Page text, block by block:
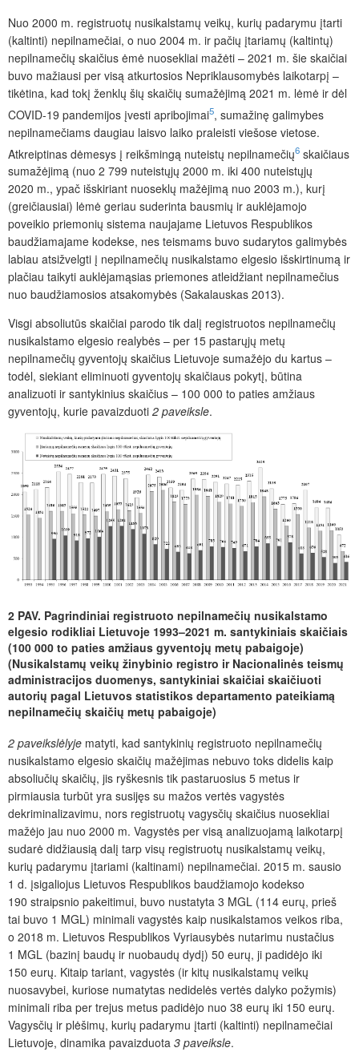
Nuo 2000 m. registruotų nusikalstamų veikų, kurių padarymu įtarti
(kaltinti) nepilnamečiai, o nuo 2004 m. ir pačių įtariamų (kaltintų)
nepilnamečių skaičius ėmė nuosekliai mažėti – 2021 m. šie skaičiai
buvo mažiausi per visą atkurtosios Nepriklausomybės laikotarpį –
tikėtina, kad tokį ženklų šių skaičių sumažėjimą 2021 m. lėmė ir dėl
COVID-19 pandemijos įvesti apribojimai5, sumažinę galimybes
nepilnamečiams daugiau laisvo laiko praleisti viešose vietose.
Atkreiptinas dėmesys į reikšmingą nuteistų nepilnamečių6 skaičiaus
sumažėjimą (nuo 2 799 nuteistųjų 2000 m. iki 400 nuteistųjų
2020 m., ypač išskiriant nuoseklų mažėjimą nuo 2003 m.), kurį
(greičiausiai) lėmė geriau suderinta bausmių ir auklėjamojo
poveikio priemonių sistema naujajame Lietuvos Respublikos
baudžiamajame kodekse, nes teismams buvo sudarytos galimybės
labiau atsižvelgti į nepilnamečių nusikalstamo elgesio išskirtinumą ir
plačiau taikyti auklėjamąsias priemones atleidžiant nepilnamečius
nuo baudžiamosios atsakomybės (Sakalauskas 2013).
Visgi absoliutūs skaičiai parodo tik dalį registruotos nepilnamečių
nusikalstamo elgesio realybės – per 15 pastarųjų metų
nepilnamečių gyventojų skaičius Lietuvoje sumažėjo du kartus –
todėl, siekiant eliminuoti gyventojų skaičiaus pokytį, būtina
analizuoti ir santykinius skaičius – 100 000 to paties amžiaus
gyventojų, kurie pavaizduoti 2 paveiksle.
2 PAV. Pagrindiniai registruoto nepilnamečių nusikalstamo
elgesio rodikliai Lietuvoje 1993–2021 m. santykiniais skaičiais
(100 000 to paties amžiaus gyventojų metų pabaigoje)
(Nusikalstamų veikų žinybinio registro ir Nacionalinės teismų
administracijos duomenys, santykiniai skaičiai skaičiuoti
autorių pagal Lietuvos statistikos departamento pateikiamą
nepilnamečių skaičių metų pabaigoje)
2 paveikslėlyje matyti, kad santykinių registruoto nepilnamečių
nusikalstamo elgesio skaičių mažėjimas nebuvo toks didelis kaip
absoliučių skaičių, jis ryškesnis tik pastaruosius 5 metus ir
pirmiausia turbūt yra susijęs su mažos vertės vagystės
dekriminalizavimu, nors registruotų vagysčių skaičius nuosekliai
mažėjo jau nuo 2000 m. Vagystės per visą analizuojamą laikotarpį
sudarė didžiausią dalį tarp visų registruotų nusikalstamų veikų,
kurių padarymu įtariami (kaltinami) nepilnamečiai. 2015 m. sausio
1 d. įsigaliojus Lietuvos Respublikos baudžiamojo kodekso
190 straipsnio pakeitimui, buvo nustatyta 3 MGL (114 eurų, prieš
tai buvo 1 MGL) minimali vagystės kaip nusikalstamos veikos riba,
o 2018 m. Lietuvos Respublikos Vyriausybės nutarimu nustačius
1 MGL (bazinį baudų ir nuobaudų dydį) 50 eurų, ji padidėjo iki
150 eurų. Kitaip tariant, vagystės (ir kitų nusikalstamų veikų
nuosavybei, kuriose numatytas nedidelės vertės dalyko požymis)
minimali riba per trejus metus padidėjo nuo 38 eurų iki 150 eurų.
Vagysčių ir plėšimų, kurių padarymu įtarti (kaltinti) nepilnamečiai
Lietuvoje, dinamika pavaizduota 3 paveiksle.